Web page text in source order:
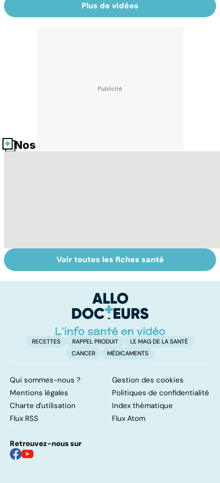
Plus de vidéos
Nos fiches santé
HPV : tout savoir
sur les
Tout savoir sur le
cancer de la
Voir toutes les fiches santé
RECETTES RAPPEL PRODUIT
LE MAG DE LA SANTÉ
CANCER
MÉDICAMENTS
Qui sommes-nous ?
Gestion des cookies
Mentions légales
Politiques de confidentialité
Charte d'utilisation
Index thématique
Flux RSS
Flux Atom
Retrouvez-nous sur